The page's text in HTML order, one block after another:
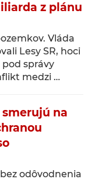
z plánu
Vláda
Lesy SR, hoci
správy
medzi …
na
odôvodnenia